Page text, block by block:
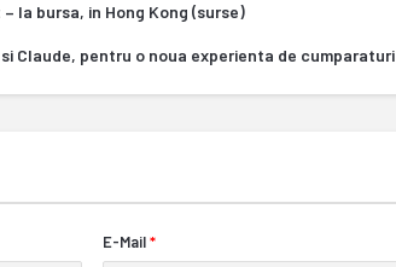
la bursa, in Hong Kong (surse)
Claude, pentru o noua experienta de cumparaturi
E-Mail *